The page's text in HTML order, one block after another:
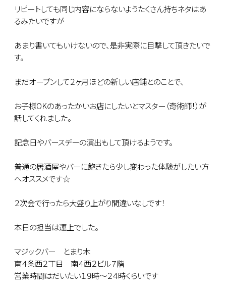
リピートしても同じ内容にならないようたくさん持ちネタはあ
るみたいですが
あまり書いてもいけないので、是非実際に目撃して頂きたいで
す。
まだオープンして２ヶ月ほどの新しい店舗とのことで、
お子様OKのあったかいお店にしたいとマスター（奇術師！）が
話してくれました。
記念日やバースデーの演出もして頂けるようです。
普通の居酒屋やバーに飽きたら少し変わった体験がしたい方
へオススメです☆
２次会で行ったら大盛り上がり間違いなしです！
本日の担当は運上でした。
マジックバー とまり木
南４条西２丁目 南４西２ビル７階
営業時間はだいたい１９時～２４時くらいです